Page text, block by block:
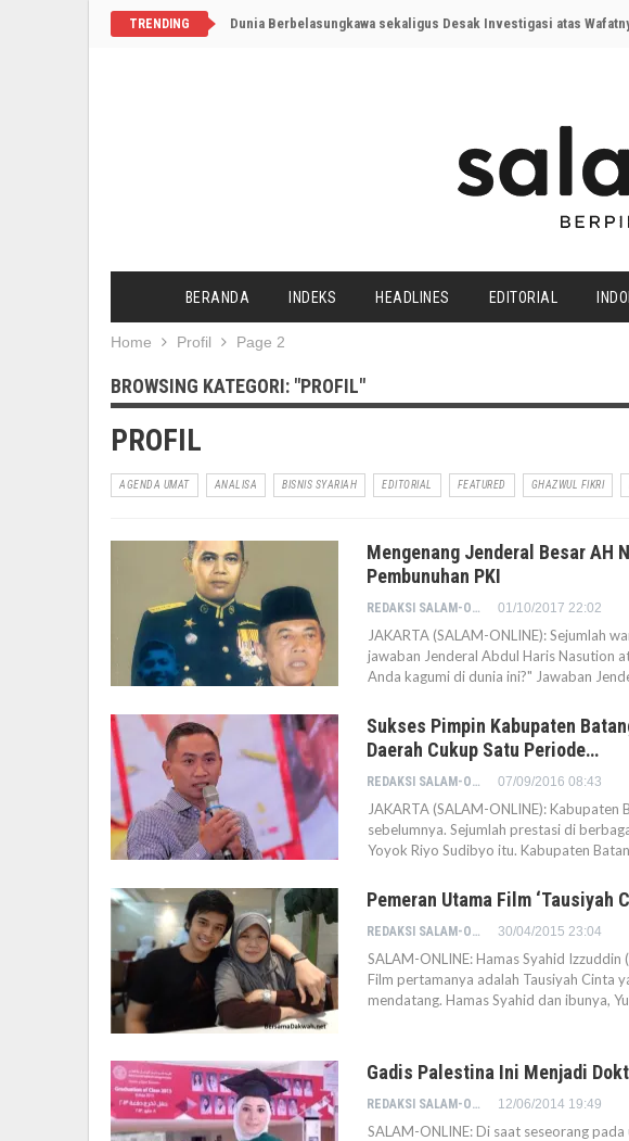
TRENDING Dunia Berbelasungkawa sekaligus Desak Investigasi atas
BERANDA INDEKS HEADLINES EDITORIAL
Home Profil Page 2
BROWSING KATEGORI: "PROFIL"
PROFIL
AGENDA UMAT ANALISA BISNIS SYARIAH EDITORIAL FEATURED GHAZWUL FIKRI
Mengenang Jenderal Besar AH
Pembunuhan PKI
REDAKSI SALAM-ONLINE 01/10/2017 22:02
JAKARTA (SALAM-ONLINE): Sejumlah
jawaban Jenderal Abdul Haris Nasution
Anda kagumi di dunia ini?" Jawaban
Sukses Pimpin Kabupaten
Daerah Cukup Satu Periode…
REDAKSI SALAM-ONLINE 07/09/2016 08:43
JAKARTA (SALAM-ONLINE):
sebelumnya. Sejumlah prestasi di
Yoyok Riyo Sudibyo itu. Kabupaten
Pemeran Utama Film ‘Tausiyah
REDAKSI SALAM-ONLINE 30/04/2015 23:04
SALAM-ONLINE: Hamas Syahid
Film pertamanya adalah Tausiyah Cinta
mendatang. Hamas Syahid dan ibunya,
Gadis Palestina Ini Menjadi
REDAKSI SALAM-ONLINE 12/06/2014 19:49
SALAM-ONLINE: Di saat seseorang